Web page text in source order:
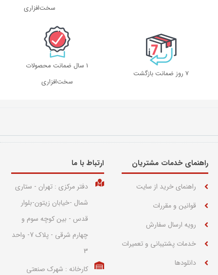
سخت‌افزاری
۷ روز ضمانت بازگشت
1 سال ضمانت محصولات
سخت‌افزاری
راهنمای خدمات مشتریان
راهنمای خرید از سایت
قوانین و مقررات
رویه ارسال سفارش
خدمات پشتیبانی و تعمیرات
دانلودها
ارتباط با ما​
دفتر مرکزی : تهران - ستاری
شمال -خیابان زیتون-بلوار
قدس - بین کوچه سوم و
چهارم شرقی - پلاک 7- واحد
3
کارخانه : شهرک صنعتی